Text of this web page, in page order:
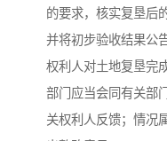
的要求，核实复垦后
并将初步验收结果公
权利人对土地复垦完
部门应当会同有关部
关权利人反馈；情况